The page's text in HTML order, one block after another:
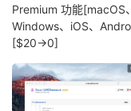
Premium 功能[macOS、
Windows、iOS、
[$20→0]